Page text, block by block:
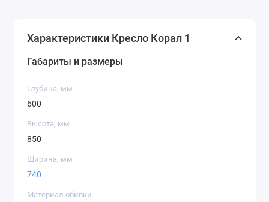
Характеристики Кресло Корал 1
Габариты и размеры
Глубина, мм
600
Высота, мм
850
Ширина, мм
740
Материал обивки